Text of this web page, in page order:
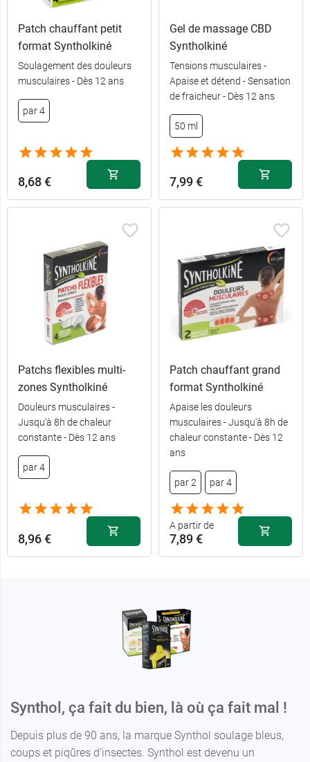
Patch chauffant petit
format Syntholkiné
Soulagement des douleurs
musculaires - Dès 12 ans
par 4
8,68 €
Gel de massage CBD
Syntholkiné
Tensions musculaires -
Apaise et détend - Sensation
de fraicheur - Dès 12 ans
50 ml
7,99 €
Patchs flexibles multi-
zones Syntholkiné
Douleurs musculaires -
Jusqu'à 8h de chaleur
constante - Dès 12 ans
par 4
8,96 €
Patch chauffant grand
format Syntholkiné
Apaise les douleurs
musculaires - Jusqu'à 8h de
chaleur constante - Dès 12
ans
par 2 par 4
A partir de
7,89 €
Synthol, ça fait du bien, là où ça fait mal !
Depuis plus de 90 ans, la marque Synthol soulage bleus,
coups et piqûres d’insectes. Synthol est devenu un